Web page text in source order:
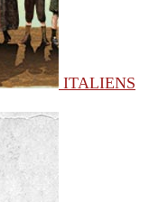
ITALIENS